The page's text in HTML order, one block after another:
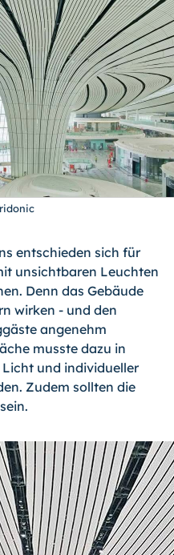
entschieden sich für
unsichtbaren Leuchten
Denn das Gebäude
wirken - und den
angenehm
musste dazu in
und individueller
Zudem sollten die